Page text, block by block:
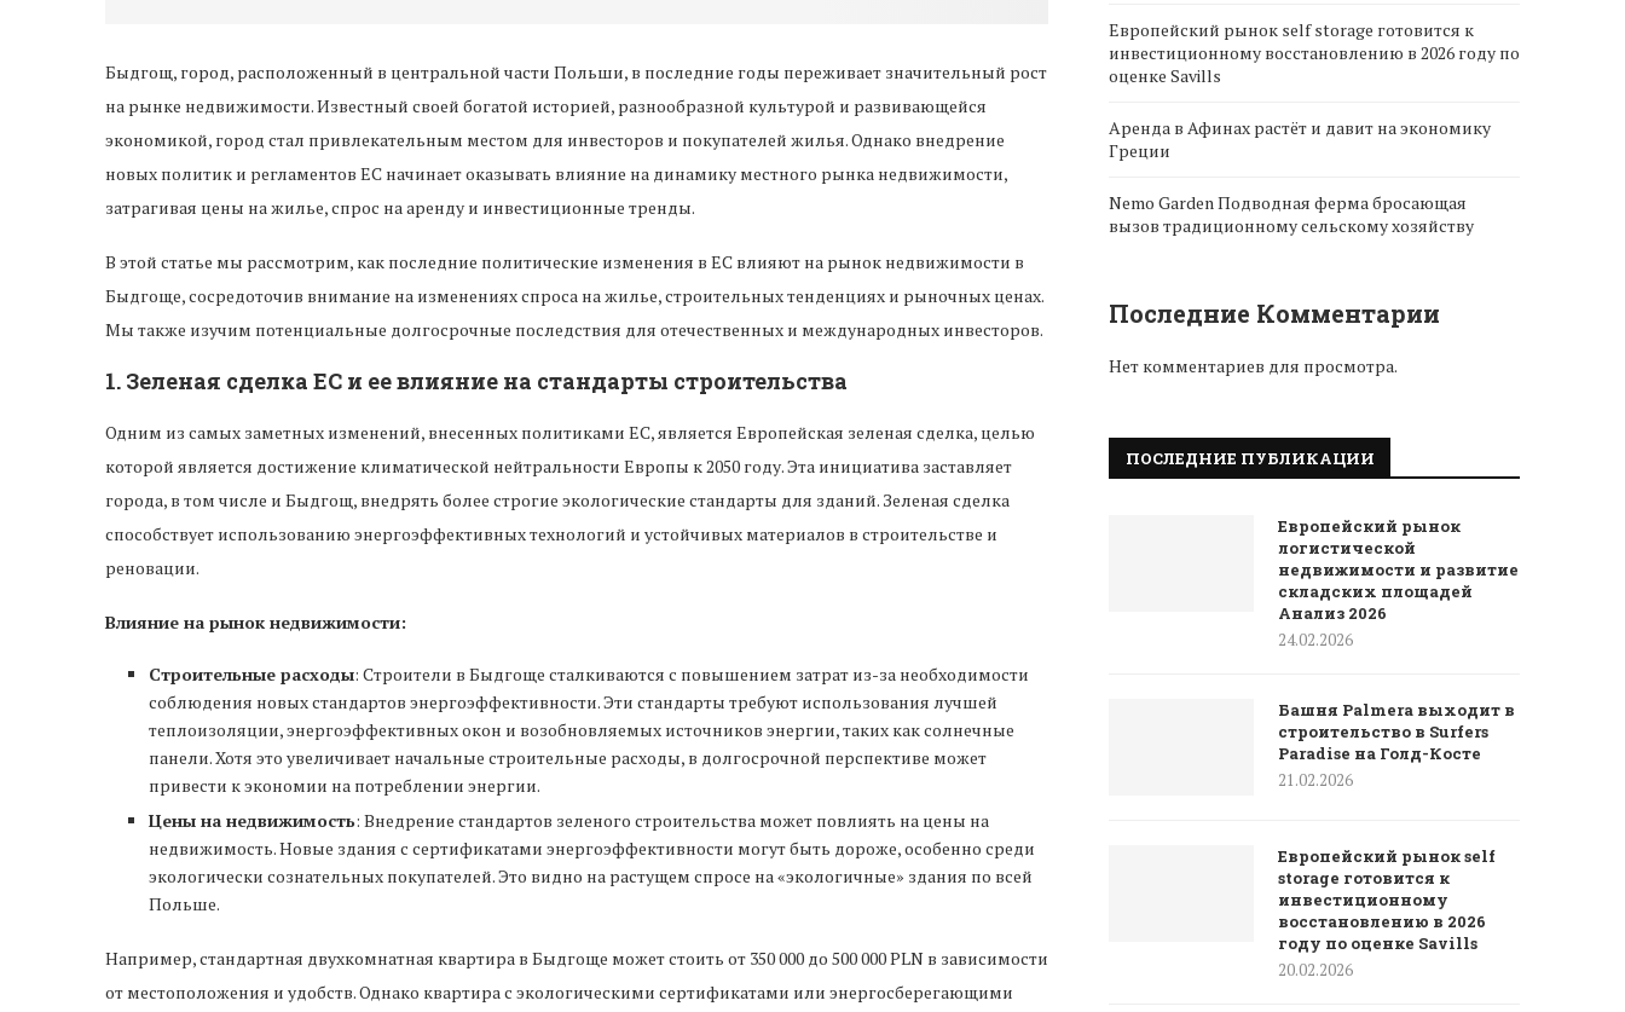
Быдгощ, город, расположенный в центральной части Польши, в последние годы переживает значительный рост
на рынке недвижимости. Известный своей богатой историей, разнообразной культурой и развивающейся
экономикой, город стал привлекательным местом для инвесторов и покупателей жилья. Однако внедрение
новых политик и регламентов ЕС начинает оказывать влияние на динамику местного рынка недвижимости,
затрагивая цены на жилье, спрос на аренду и инвестиционные тренды.
В этой статье мы рассмотрим, как последние политические изменения в ЕС влияют на рынок недвижимости в
Быдгоще, сосредоточив внимание на изменениях спроса на жилье, строительных тенденциях и рыночных ценах.
Мы также изучим потенциальные долгосрочные последствия для отечественных и международных инвесторов.
1. Зеленая сделка ЕС и ее влияние на стандарты строительства
Одним из самых заметных изменений, внесенных политиками ЕС, является Европейская зеленая сделка, целью
которой является достижение климатической нейтральности Европы к 2050 году. Эта инициатива заставляет
города, в том числе и Быдгощ, внедрять более строгие экологические стандарты для зданий. Зеленая сделка
способствует использованию энергоэффективных технологий и устойчивых материалов в строительстве и
реновации.
Влияние на рынок недвижимости:
Строительные расходы: Строители в Быдгоще сталкиваются с повышением затрат из-за необходимости
соблюдения новых стандартов энергоэффективности. Эти стандарты требуют использования лучшей
теплоизоляции, энергоэффективных окон и возобновляемых источников энергии, таких как солнечные
панели. Хотя это увеличивает начальные строительные расходы, в долгосрочной перспективе может
привести к экономии на потреблении энергии.
Цены на недвижимость: Внедрение стандартов зеленого строительства может повлиять на цены на
недвижимость. Новые здания с сертификатами энергоэффективности могут быть дороже, особенно среди
экологически сознательных покупателей. Это видно на растущем спросе на «экологичные» здания по всей
Польше.
Например, стандартная двухкомнатная квартира в Быдгоще может стоить от 350 000 до 500 000 PLN в зависимости
от местоположения и удобств. Однако квартира с экологическими сертификатами или энергосберегающими
Европейский рынок self storage готовится к
инвестиционному восстановлению в 2026 году по
оценке Savills
Аренда в Афинах растёт и давит на экономику
Греции
Nemo Garden Подводная ферма бросающая
вызов традиционному сельскому хозяйству
Последние Комментарии
Нет комментариев для просмотра.
ПОСЛЕДНИЕ ПУБЛИКАЦИИ
Европейский рынок
логистической
недвижимости и развитие
складских площадей
Анализ 2026
24.02.2026
Башня Palmera выходит в
строительство в Surfers
Paradise на Голд-Косте
21.02.2026
Европейский рынок self
storage готовится к
инвестиционному
восстановлению в 2026
году по оценке Savills
20.02.2026